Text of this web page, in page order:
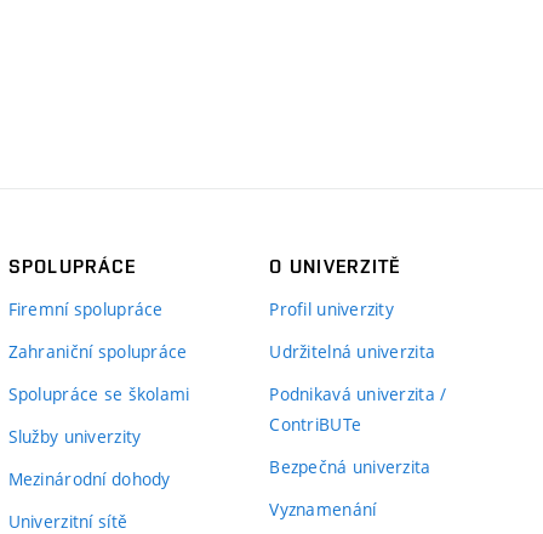
SPOLUPRÁCE
Firemní spolupráce
Zahraniční spolupráce
Spolupráce se školami
Služby univerzity
Mezinárodní dohody
Univerzitní sítě
O UNIVERZITĚ
Profil univerzity
Udržitelná univerzita
Podnikavá univerzita /
ContriBUTe
Bezpečná univerzita
Vyznamenání